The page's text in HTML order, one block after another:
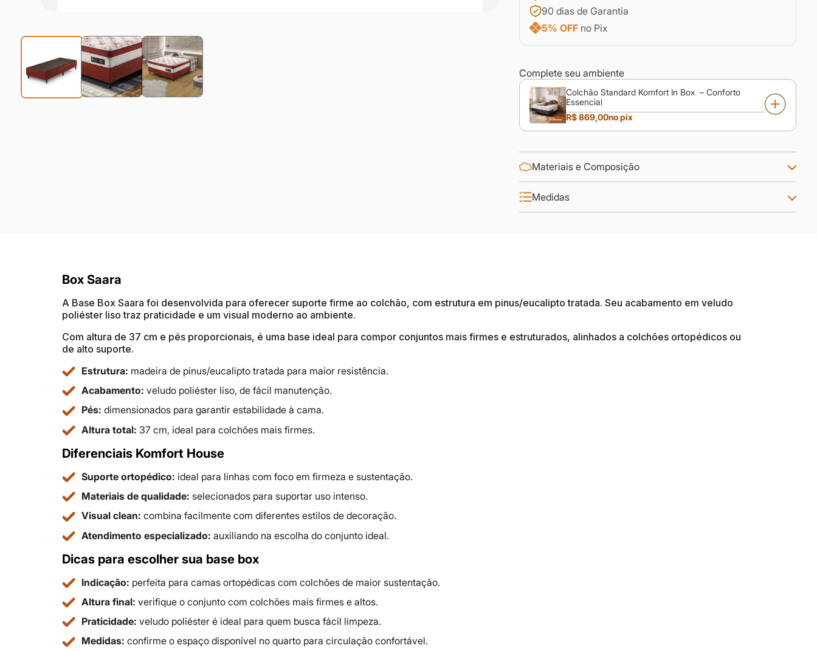
90 dias de Garantia
5% OFF no Pix
Complete seu ambiente
Colchão Standard Komfort In Box – Conforto
Essencial
R$ 869,00no pix
Materiais e Composição
Medidas
Box Saara
A Base Box Saara foi desenvolvida para oferecer suporte firme ao colchão, com estrutura em pinus/eucalipto tratada. Seu acabamento em veludo
poliéster liso traz praticidade e um visual moderno ao ambiente.
Com altura de 37 cm e pés proporcionais, é uma base ideal para compor conjuntos mais firmes e estruturados, alinhados a colchões ortopédicos ou
de alto suporte.
Estrutura: madeira de pinus/eucalipto tratada para maior resistência.
Acabamento: veludo poliéster liso, de fácil manutenção.
Pés: dimensionados para garantir estabilidade à cama.
Altura total: 37 cm, ideal para colchões mais firmes.
Diferenciais Komfort House
Suporte ortopédico: ideal para linhas com foco em firmeza e sustentação.
Materiais de qualidade: selecionados para suportar uso intenso.
Visual clean: combina facilmente com diferentes estilos de decoração.
Atendimento especializado: auxiliando na escolha do conjunto ideal.
Dicas para escolher sua base box
Indicação: perfeita para camas ortopédicas com colchões de maior sustentação.
Altura final: verifique o conjunto com colchões mais firmes e altos.
Praticidade: veludo poliéster é ideal para quem busca fácil limpeza.
Medidas: confirme o espaço disponível no quarto para circulação confortável.